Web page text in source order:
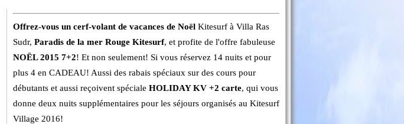
Offrez-vous un cerf-volant de vacances de NoëlKitesurf à Villa Ras
Sudr, Paradis de la mer Rouge Kitesurf, et profite de l'offre fabuleuse
NOËL 2015 7+2! Et non seulement! Si vous réservez 14 nuits et pour
plus 4 en CADEAU! Aussi des rabais spéciaux sur des cours pour
débutants et aussi reçoivent spéciale HOLIDAY KV +2 carte, qui vous
donne deux nuits supplémentaires pour les séjours organisés au Kitesurf
Village 2016!